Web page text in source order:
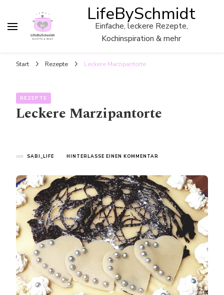
LifeBySchmidt
Einfache, leckere Rezepte,
Kochinspiration & mehr
Start Rezepte Leckere Marzipantorte
REZEPTE
Leckere Marzipantorte
von SABI_LIFE HINTERLASSE EINEN KOMMENTAR